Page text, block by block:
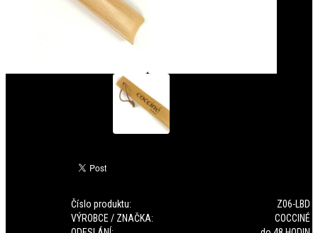
Číslo produktu:
Z06-LBD
VÝROBCE / ZNAČKA:
COCCINÉ